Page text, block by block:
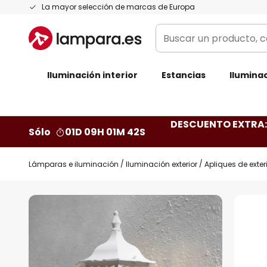
La mayor selección de marcas de Europa
Ir
contenido
Buscar
un
categoría,
Iluminación interior Estancias
Sólo 01D 09H 01M 41S
DESCUENTO
Lámparas e iluminación Iluminación exterior Apliques de
Saltar